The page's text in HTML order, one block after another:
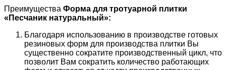
Преимущества Форма для тротуарной плитки
« Песчаник натуральный»:
Благодаря использованию в производстве готовых
резиновых форм для производства плитки Вы
существенно сократите производственный цикл, что
позволит Вам сократить количество работающих